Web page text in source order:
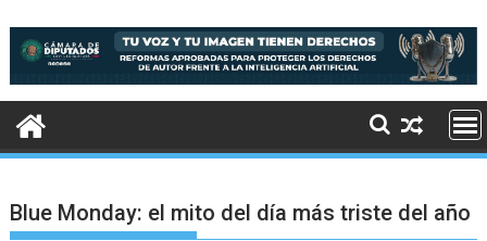
Blue Monday: el mito del día más triste del año